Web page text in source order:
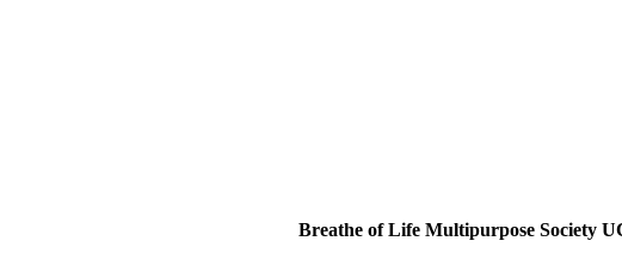
Breathe of Life Multipurpose Society